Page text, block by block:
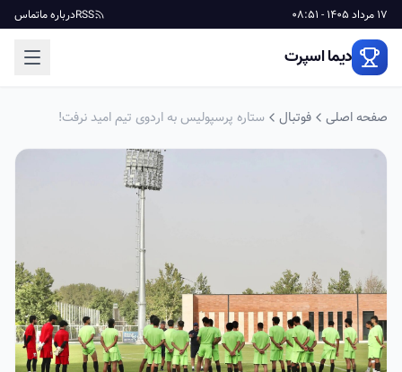
17 مرداد 1405 - 08:51 RSSدرباره ماتماس
دیما اسپرت
صفحه اصلی فوتبال ستاره‌ پرسپولیس به اردوی تیم امید نرفت!